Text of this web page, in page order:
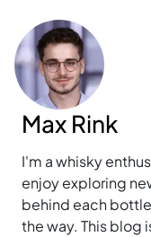
Max Rink
I'm a whisky
enjoy exploring
behind each
the way. This blog